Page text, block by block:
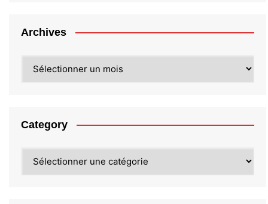
Archives
Category